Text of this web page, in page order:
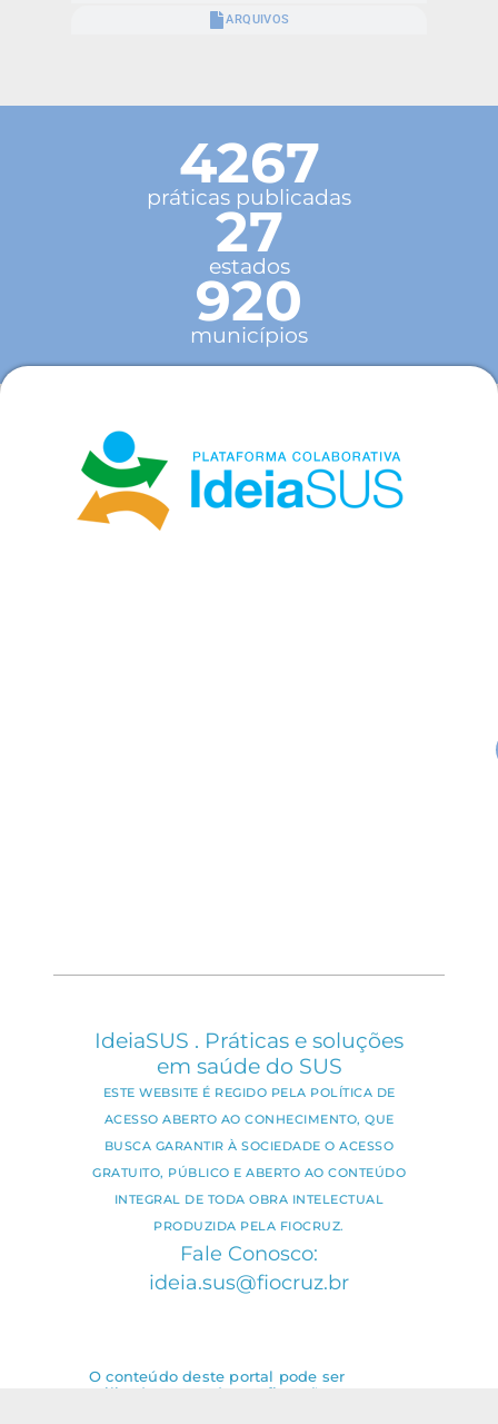
ARQUIVOS
4267
práticas publicadas
27
estados
920
municípios
IdeiaSUS . Práticas e soluções
em saúde do SUS
ESTE WEBSITE É REGIDO PELA POLÍTICA DE
ACESSO ABERTO AO CONHECIMENTO, QUE
BUSCA GARANTIR À SOCIEDADE O ACESSO
GRATUITO, PÚBLICO E ABERTO AO CONTEÚDO
INTEGRAL DE TODA OBRA INTELECTUAL
PRODUZIDA PELA FIOCRUZ.
Fale Conosco:
ideia.sus@fiocruz.br
O conteúdo deste portal pode ser
utilizado para todos os fins não